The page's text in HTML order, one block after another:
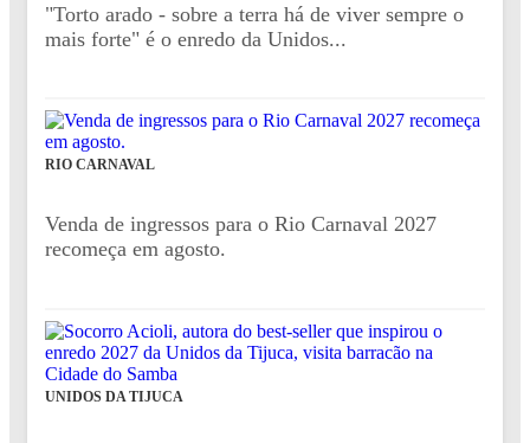
"Torto arado - sobre a terra há de viver sempre o
mais forte" é o enredo da Unidos...
RIO CARNAVAL
Venda de ingressos para o Rio Carnaval 2027
recomeça em agosto.
UNIDOS DA TIJUCA